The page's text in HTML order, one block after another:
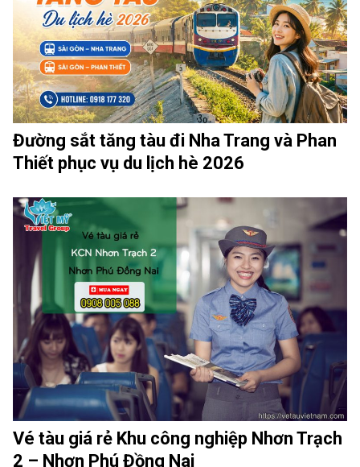
Đường sắt tăng tàu đi Nha Trang và Phan
Thiết phục vụ du lịch hè 2026
Vé tàu giá rẻ Khu công nghiệp Nhơn Trạch
2 – Nhơn Phú Đồng Nai